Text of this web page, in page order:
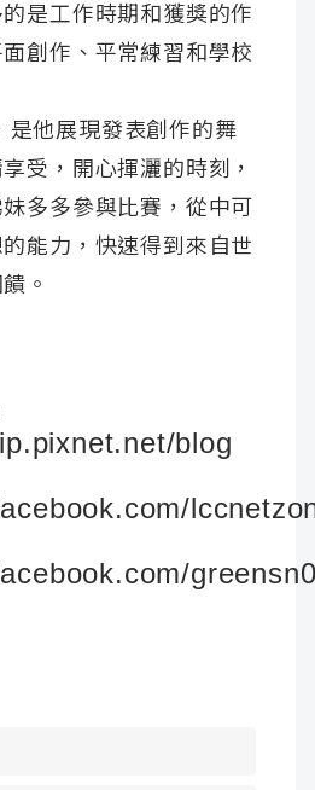
是工作時期和獲獎的作
創作、平常練習和學校
他展現發表創作的舞
受，開心揮灑的時刻，
多多參與比賽，從中可
能力，快速得到來自世
。
blog